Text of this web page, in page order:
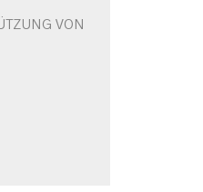
VON